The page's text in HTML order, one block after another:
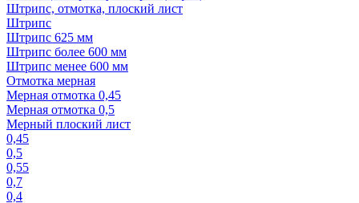
Штрипс, отмотка, плоский лист
Штрипс
Штрипс 625 мм
Штрипс более 600 мм
Штрипс менее 600 мм
Отмотка мерная
Мерная отмотка 0,45
Мерная отмотка 0,5
Мерный плоский лист
0,45
0,5
0,55
0,7
0,4